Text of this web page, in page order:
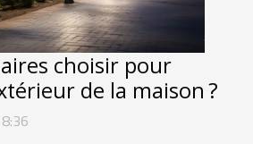
choisir pour
de la maison ?